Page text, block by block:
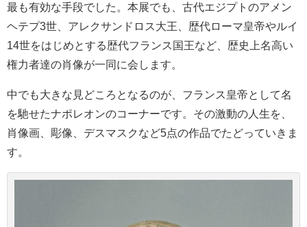
最も有効な手段でした。本展でも、古代エジプトのアメン
ヘテプ3世、アレクサンドロス大王、歴代ローマ皇帝やルイ
14世をはじめとする歴代フランス国王など、歴史上名高い
権力者達の肖像が一同に会します。
中でも大きな見どころとなるのが、フランス皇帝として名
を馳せたナポレオンのコーナーです。その激動の人生を、
肖像画、彫像、デスマスクなど5点の作品でたどっていきま
す。